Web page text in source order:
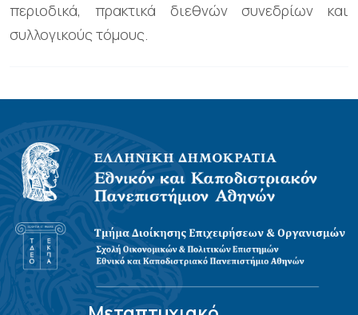
περιοδικά, πρακτικά διεθνών συνεδρίων και
συλλογικούς τόμους.